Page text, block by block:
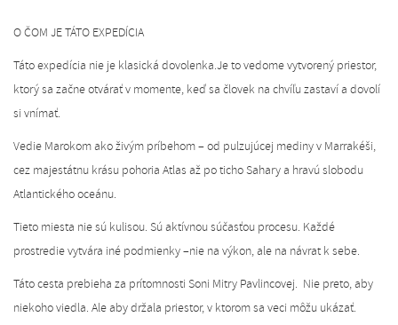
SK
O ČOM JE TÁTO EXPEDÍCIA
Táto expedícia nie je klasická dovolenka.Je to vedome vytvorený priestor,
ktorý sa začne otvárať v momente, keď sa človek na chvíľu zastaví a dovolí
si vnímať.
Vedie Marokom ako živým príbehom – od pulzujúcej mediny v Marrakéši,
cez majestátnu krásu pohoria Atlas až po ticho Sahary a hravú slobodu
Atlantického oceánu.
Tieto miesta nie sú kulisou. Sú aktívnou súčasťou procesu. Každé
prostredie vytvára iné podmienky –nie na výkon, ale na návrat k sebe.
Táto cesta prebieha za prítomnosti Soni Mitry Pavlincovej. Nie preto, aby
niekoho viedla. Ale aby držala priestor, v ktorom sa veci môžu ukázať.